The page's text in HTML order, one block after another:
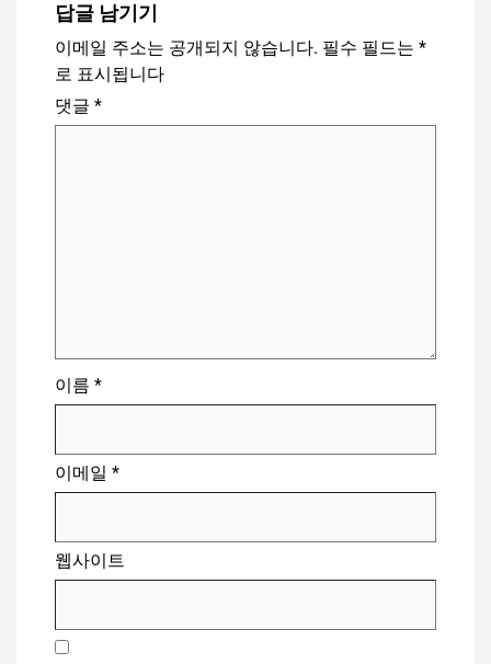
답글 남기기
이메일 주소는 공개되지 않습니다. 필수 필드는 *
로 표시됩니다
댓글 *
이름 *
이메일 *
웹사이트